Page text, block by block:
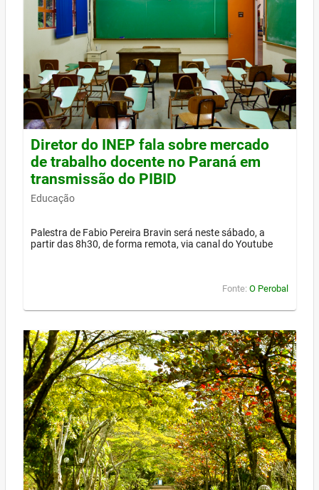
Diretor do INEP fala sobre mercado
de trabalho docente no Paraná em
transmissão do PIBID
Educação
Palestra de Fabio Pereira Bravin será neste sábado, a
partir das 8h30, de forma remota, via canal do Youtube
Fonte: O Perobal